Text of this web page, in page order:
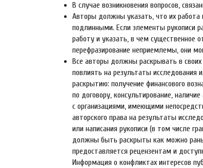
В случае возникновения вопросов,
Авторы должны указать, что их
подлинными. Если элементы рукописи
работу и указать, в чем существенное
перефразирование неприемлемы, они
Все авторы должны раскрывать в
повлиять на результаты
раскрытию: получение финансового
по договору, консультирование,
с организациями, имеющими
авторского права на результаты
или написания рукописи (в том числе
должны быть раскрыты как можно
предоставляется рецензентам и
Информация о конфликтах интересов